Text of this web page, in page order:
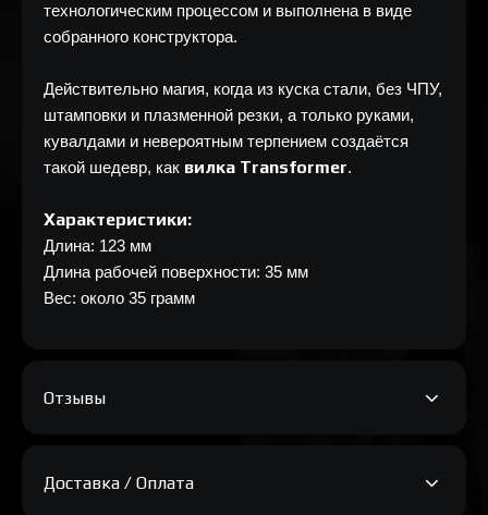
технологическим процессом и выполнена в виде
собранного конструктора.
Действительно магия, когда из куска стали, без ЧПУ,
штамповки и плазменной резки, а только руками,
кувалдами и невероятным терпением создаётся
такой шедевр, как вилка Transformer.
Характеристики:
Длина: 123 мм
Длина рабочей поверхности: 35 мм
Вес: около 35 грамм
Отзывы
Доставка / Оплата